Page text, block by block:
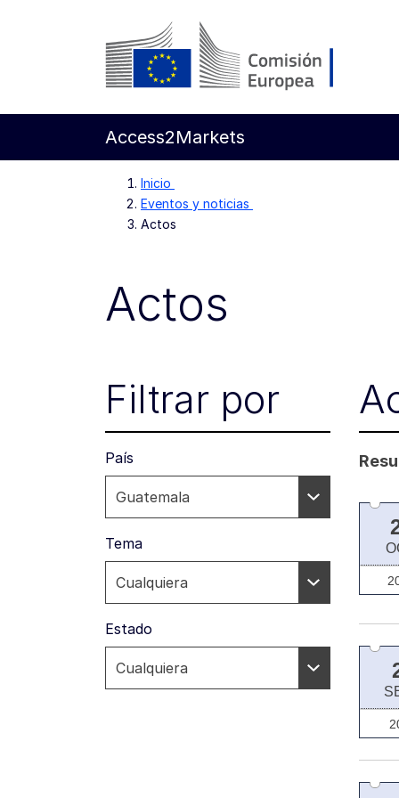
Ir al contenido principal
Access2Markets
Inicio
Eventos y noticias
Actos
Actos
Filtrar por
País
Tema
Estado